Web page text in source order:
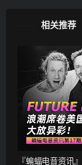
相关推荐
『蝙蝠电音资讯